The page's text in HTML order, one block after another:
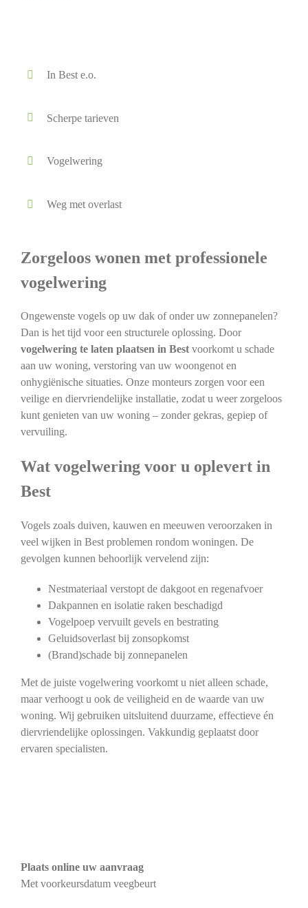
In Best e.o.
Scherpe tarieven
Vogelwering
Weg met overlast
Zorgeloos wonen met professionele
vogelwering
Ongewenste vogels op uw dak of onder uw zonnepanelen?
Dan is het tijd voor een structurele oplossing. Door
vogelwering te laten plaatsen in Bestvoorkomt u schade
aan uw woning, verstoring van uw woongenot en
onhygiënische situaties. Onze monteurs zorgen voor een
veilige en diervriendelijke installatie, zodat u weer zorgeloos
kunt genieten van uw woning – zonder gekras, gepiep of
vervuiling.
Wat vogelwering voor u oplevert in
Best
Vogels zoals duiven, kauwen en meeuwen veroorzaken in
veel wijken in Best problemen rondom woningen. De
gevolgen kunnen behoorlijk vervelend zijn:
Nestmateriaal verstopt de dakgoot en regenafvoer
Dakpannen en isolatie raken beschadigd
Vogelpoep vervuilt gevels en bestrating
Geluidsoverlast bij zonsopkomst
(Brand)schade bij zonnepanelen
Met de juiste vogelwering voorkomt u niet alleen schade,
maar verhoogt u ook de veiligheid en de waarde van uw
woning. Wij gebruiken uitsluitend duurzame, effectieve én
diervriendelijke oplossingen. Vakkundig geplaatst door
ervaren specialisten.
Plaats online uw aanvraag
Met voorkeursdatum veegbeurt